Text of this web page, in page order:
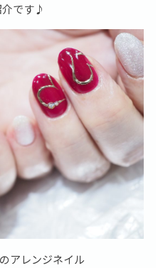
介です♪
アレンジネイル